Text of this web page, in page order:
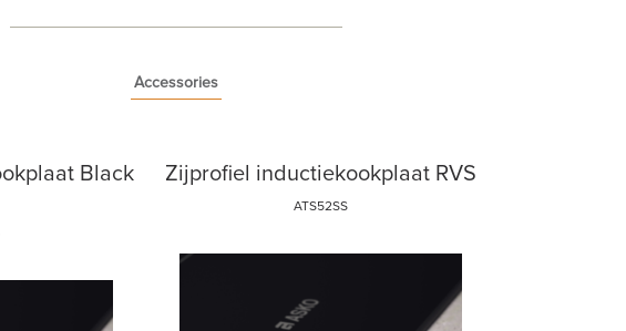
Accessories
Black
Zijprofiel inductiekookplaat RVS
ATS52SS